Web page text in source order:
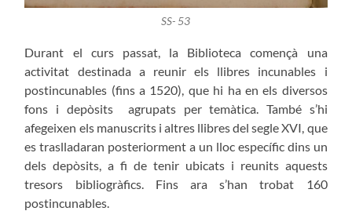
SS- 53
Durant el curs passat, la Biblioteca començà una
activitat destinada a reunir els llibres incunables i
postincunables (fins a 1520), que hi ha en els diversos
fons i depòsits agrupats per temàtica. També s’hi
afegeixen els manuscrits i altres llibres del segle XVI, que
es traslladaran posteriorment a un lloc específic dins un
dels depòsits, a fi de tenir ubicats i reunits aquests
tresors bibliogràfics. Fins ara s’han trobat 160
postincunables.